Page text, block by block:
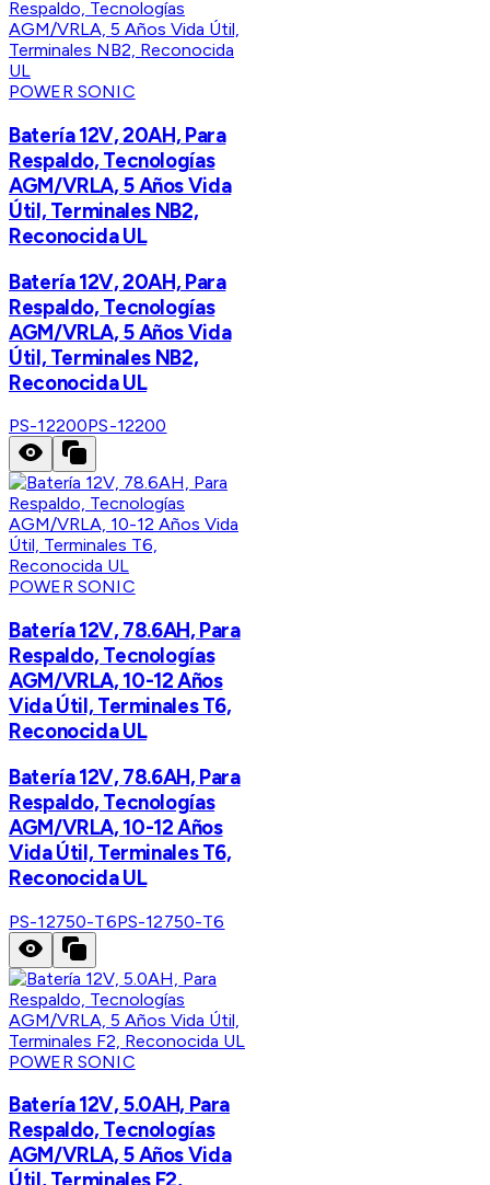
POWER SONIC
Batería 12V, 20AH, Para
Respaldo, Tecnologías
AGM/VRLA, 5 Años Vida
Útil, Terminales NB2,
Reconocida UL
Batería 12V, 20AH, Para
Respaldo, Tecnologías
AGM/VRLA, 5 Años Vida
Útil, Terminales NB2,
Reconocida UL
PS-12200PS-12200
POWER SONIC
Batería 12V, 78.6AH, Para
Respaldo, Tecnologías
AGM/VRLA, 10-12 Años
Vida Útil, Terminales T6,
Reconocida UL
Batería 12V, 78.6AH, Para
Respaldo, Tecnologías
AGM/VRLA, 10-12 Años
Vida Útil, Terminales T6,
Reconocida UL
PS-12750-T6PS-12750-T6
POWER SONIC
Batería 12V, 5.0AH, Para
Respaldo, Tecnologías
AGM/VRLA, 5 Años Vida